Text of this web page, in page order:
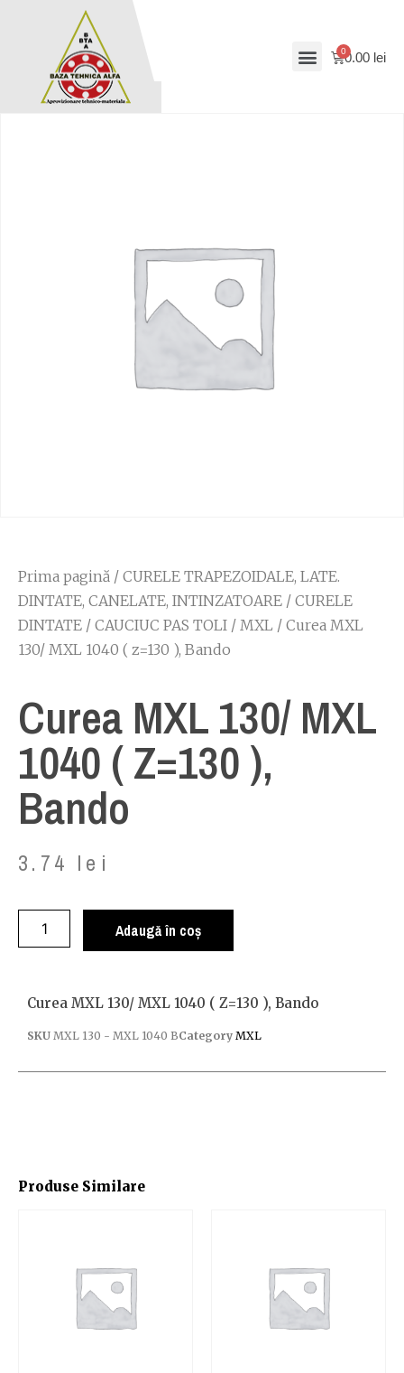
0.00 lei
Prima pagină / CURELE TRAPEZOIDALE, LATE.
DINTATE, CANELATE, INTINZATOARE / CURELE
DINTATE / CAUCIUC PAS TOLI / MXL / Curea MXL
130/ MXL 1040 ( z=130 ), Bando
Curea MXL 130/ MXL
1040 ( Z=130 ),
Bando
3.74 lei
Adaugă în coș
Produse Similare
Curea MXL 130/ MXL 1040 ( Z=130 ), Bando
SKU MXL 130 - MXL 1040 BCategory MXL